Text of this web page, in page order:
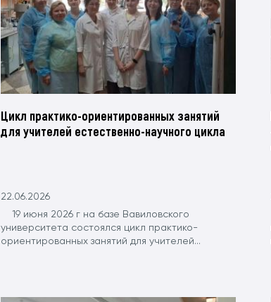
Цикл практико-ориентированных занятий
для учителей естественно-научного цикла
22.06.2026
19 июня 2026 г на базе Вавиловского
университета состоялся цикл практико-
ориентированных занятий для учителей...